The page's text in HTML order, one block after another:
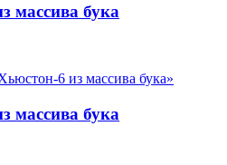
массива бука
массива бука